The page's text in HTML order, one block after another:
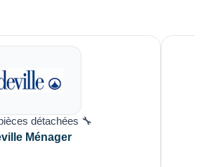
détachées 🔧
Ménager